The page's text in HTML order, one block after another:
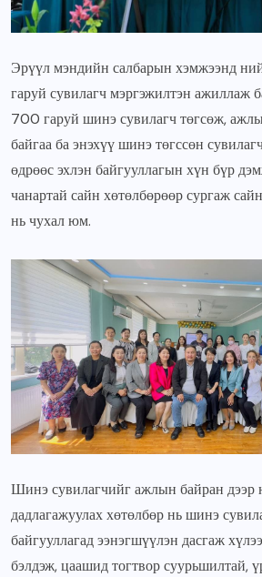
Эрүүл мэндийн салбарын хэмжээнд
гаруй сувилагч мэргэжилтэн ажиллаж
700 гаруй шинэ сувилагч төгсөж,
байгаа ба энэхүү шинэ төгссөн
өдрөөс эхлэн байгууллагын хүн бүр
чанартай сайн хөтөлбөрөөр сургаж
нь чухал юм.
Шинэ сувилагчийг ажлын байран дээр
дадлагажуулах хөтөлбөр нь шинэ
байгууллагад ээнэгшүүлэн дасгаж
бэлдэж, цаашид тогтвор суурьшилтай,